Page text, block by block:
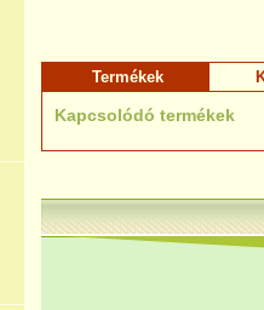
Termékek
Kapcsolódó termékek